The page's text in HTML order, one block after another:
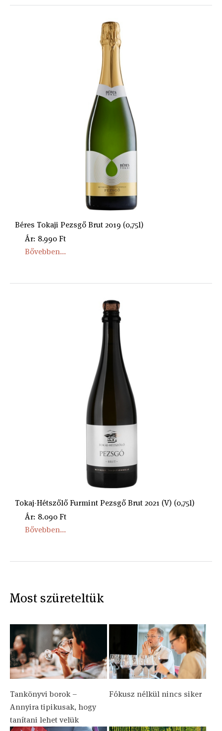
Béres Tokaji Pezsgő Brut 2019 (0,75l)
Ár: 8.990 Ft
Bővebben...
Tokaj-Hétszőlő Furmint Pezsgő Brut 2021 (V) (0,75l)
Ár: 8.090 Ft
Bővebben...
Most szüreteltük
Tankönyvi borok –
Annyira tipikusak, hogy
tanítani lehet velük
Fókusz nélkül nincs siker